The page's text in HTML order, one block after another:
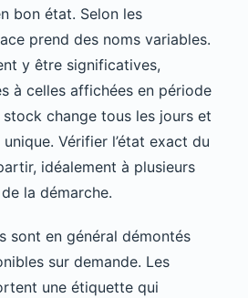
bon état. Selon les
prend des noms variables.
y être significatives,
à celles affichées en période
change tous les jours et
Vérifier l’état exact du
idéalement à plusieurs
la démarche.
sont en général démontés
sur demande. Les
une étiquette qui